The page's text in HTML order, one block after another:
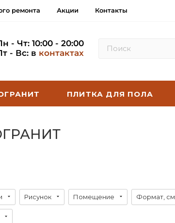
ремонта Акции Контакты
- Чт: 10:00 - 20:00
- Вс: в контактах
ПЛИТКА ДЛЯ ПОЛА
Рисунок Помещение Формат, см